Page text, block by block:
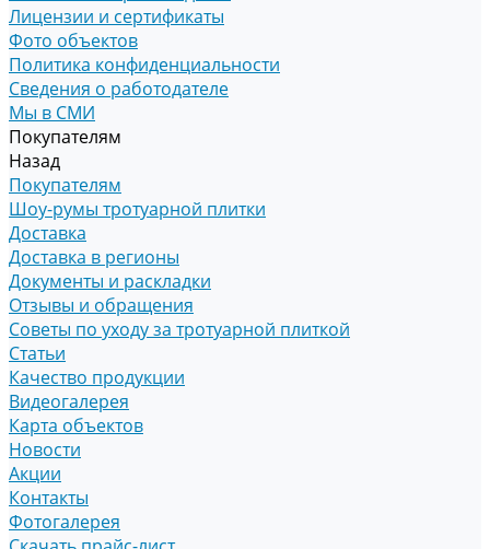
Лицензии и сертификаты
Фото объектов
Политика конфиденциальности
Сведения о работодателе
Мы в СМИ
Покупателям
Назад
Покупателям
Шоу-румы тротуарной плитки
Доставка
Доставка в регионы
Документы и раскладки
Отзывы и обращения
Советы по уходу за тротуарной плиткой
Статьи
Качество продукции
Видеогалерея
Карта объектов
Новости
Акции
Контакты
Фотогалерея